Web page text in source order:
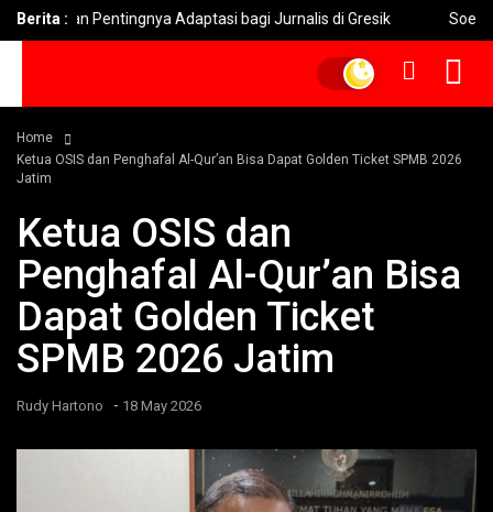
Berita :Pentingnya Adaptasi bagi Jurnalis di Gresik Soekarno
Home
Ketua OSIS dan Penghafal Al-Qur’an Bisa Dapat Golden Ticket SPMB 2026
Jatim
Ketua OSIS dan
Penghafal Al-Qur’an Bisa
Dapat Golden Ticket
SPMB 2026 Jatim
Rudy Hartono - 18 May 2026